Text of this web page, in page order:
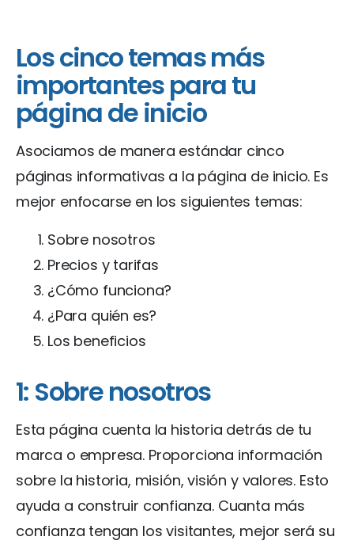
Los cinco temas más
importantes para tu
página de inicio
Asociamos de manera estándar cinco
páginas informativas a la página de inicio. Es
mejor enfocarse en los siguientes temas:
Sobre nosotros
Precios y tarifas
¿Cómo funciona?
¿Para quién es?
Los beneficios
1: Sobre nosotros
Esta página cuenta la historia detrás de tu
marca o empresa. Proporciona información
sobre la historia, misión, visión y valores. Esto
ayuda a construir confianza. Cuanta más
confianza tengan los visitantes, mejor será su